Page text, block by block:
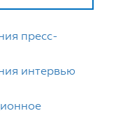
пресс-
интервью